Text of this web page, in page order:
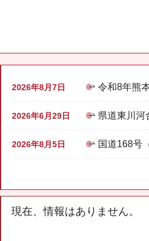
2026年8月7日 令和8年熊
2026年6月29日 県道東川河
2026年8月5日 国道168号
現在、情報はありません。